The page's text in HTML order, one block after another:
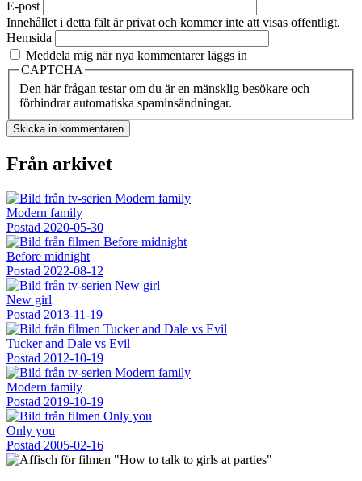
E-post
Innehållet i detta fält är privat och kommer inte att visas offentligt.
Hemsida
Meddela mig när nya kommentarer läggs in
CAPTCHA
Den här frågan testar om du är en mänsklig besökare och
förhindrar automatiska spaminsändningar.
Från arkivet
Modern family
Postad 2020-05-30
Before midnight
Postad 2022-08-12
New girl
Postad 2013-11-19
Tucker and Dale vs Evil
Postad 2012-10-19
Modern family
Postad 2019-10-19
Only you
Postad 2005-02-16